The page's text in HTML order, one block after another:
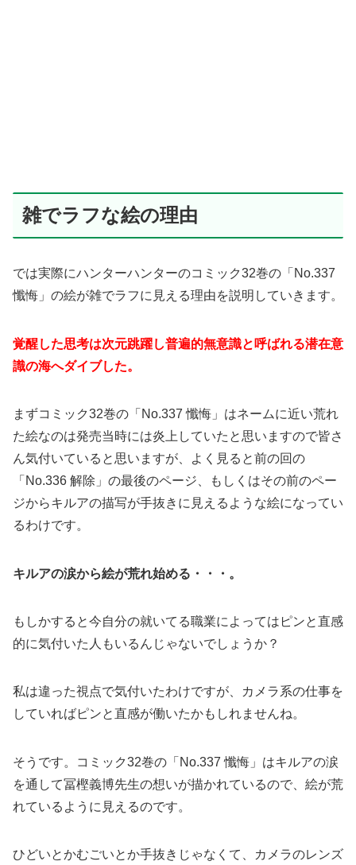
雑でラフな絵の理由
では実際にハンターハンターのコミック32巻の「No.337
懺悔」の絵が雑でラフに見える理由を説明していきます。
覚醒した思考は次元跳躍し普遍的無意識と呼ばれる潜在意
識の海へダイブした。
まずコミック32巻の「No.337 懺悔」はネームに近い荒れ
た絵なのは発売当時には炎上していたと思いますので皆さ
ん気付いていると思いますが、よく見ると前の回の
「No.336 解除」の最後のページ、もしくはその前のペー
ジからキルアの描写が手抜きに見えるような絵になってい
るわけです。
キルアの涙から絵が荒れ始める・・・。
もしかすると今自分の就いてる職業によってはピンと直感
的に気付いた人もいるんじゃないでしょうか？
私は違った視点で気付いたわけですが、カメラ系の仕事を
していればピンと直感が働いたかもしれませんね。
そうです。コミック32巻の「No.337 懺悔」はキルアの涙
を通して冨樫義博先生の想いが描かれているので、絵が荒
れているように見えるのです。
ひどいとかむごいとか手抜きじゃなくて、カメラのレンズ